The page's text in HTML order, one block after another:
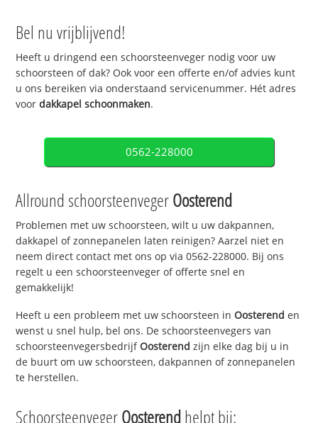
Bel nu vrijblijvend!
Heeft u dringend een schoorsteenveger nodig voor uw
schoorsteen of dak? Ook voor een offerte en/of advies kunt
u ons bereiken via onderstaand servicenummer. Hét adres
voordakkapel schoonmaken.
0562-228000
Allround schoorsteenvegerOosterend
Problemen met uw schoorsteen, wilt u uw dakpannen,
dakkapel of zonnepanelen laten reinigen? Aarzel niet en
neem direct contact met ons op via 0562-228000. Bij ons
regelt u een schoorsteenveger of offerte snel en
gemakkelijk!
Heeft u een probleem met uw schoorsteen inOosterend en
wenst u snel hulp, bel ons. De schoorsteenvegers van
schoorsteenvegersbedrijfOosterend zijn elke dag bij u in
de buurt om uw schoorsteen, dakpannen of zonnepanelen
te herstellen.
SchoorsteenvegerOosterendhelpt bij: